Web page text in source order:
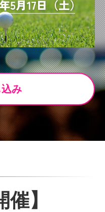
ラム
み
催】